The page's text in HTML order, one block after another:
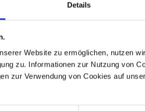
Details
Website zu ermöglichen, nutzen
zu. Informationen zur Nutzung von
zur Verwendung von Cookies auf
TIME